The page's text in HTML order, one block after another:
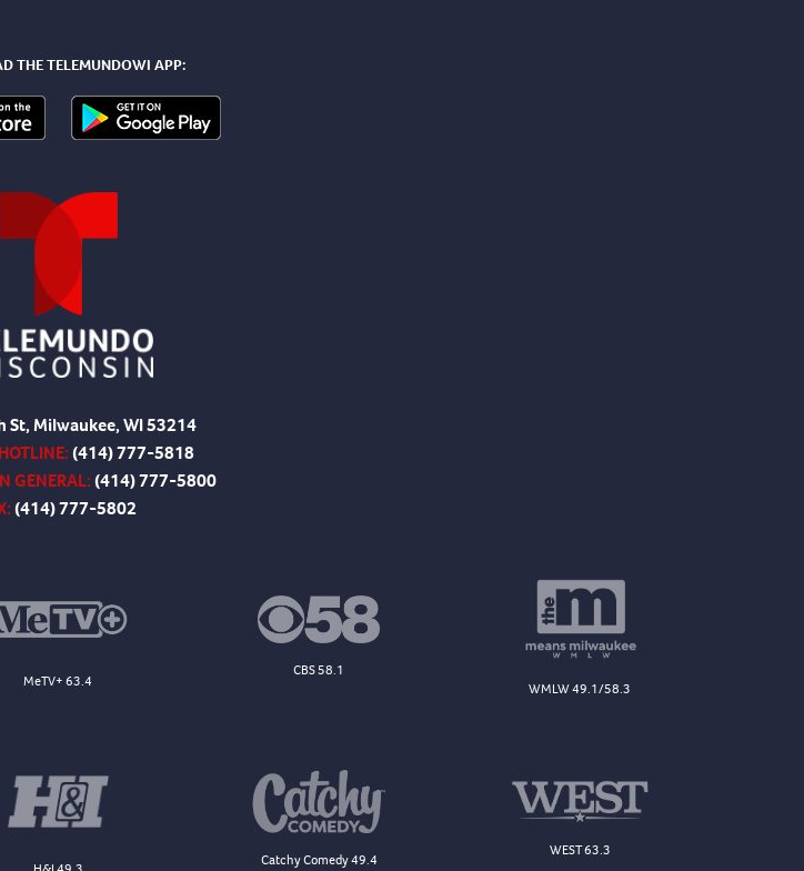
THE TELEMUNDOWI APP:
St, Milwaukee, WI 53214
(414) 777-5818
GENERAL:(414) 777-5800
(414) 777-5802
MeTV+ 63.4
CBS 58.1
WMLW 49.1/58.3
Catchy Comedy 49.4
WEST 63.3